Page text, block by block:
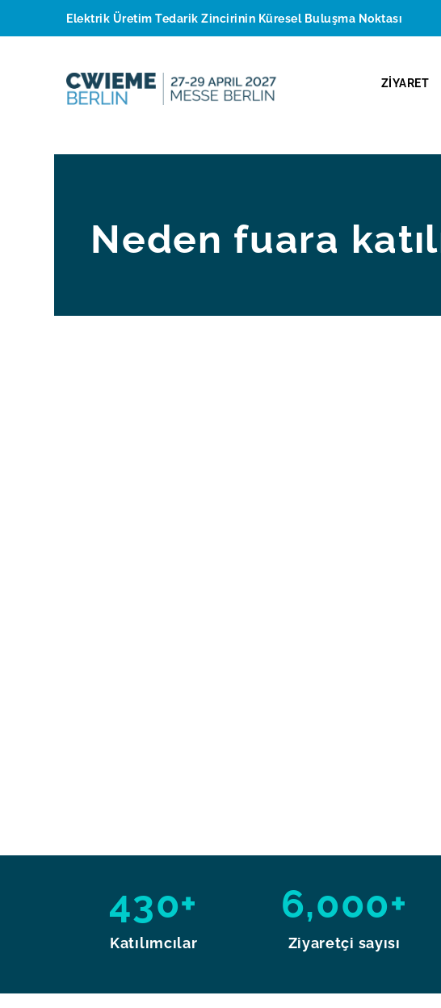
Elektrik Üretim Tedarik Zincirinin Küresel Buluşma Noktası
ZİYARET
Neden fuara
430+
Katılımcılar
6,000+
Ziyaretçi sayısı